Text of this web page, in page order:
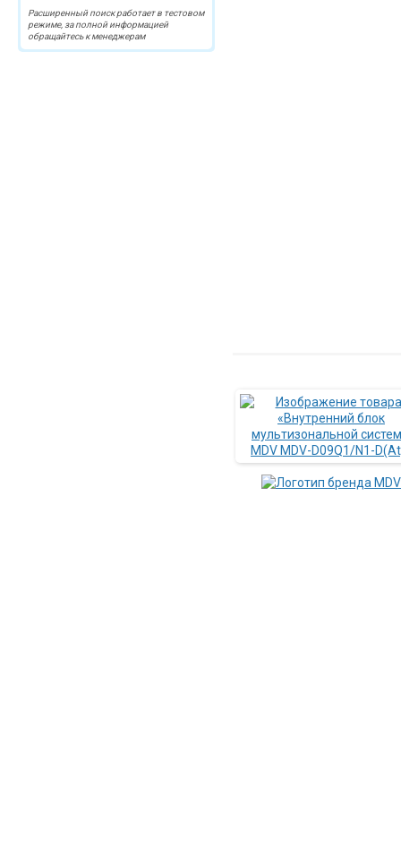
Расширенный поиск работает в тестовом
режиме, за полной информацией
обращайтесь к менеджерам